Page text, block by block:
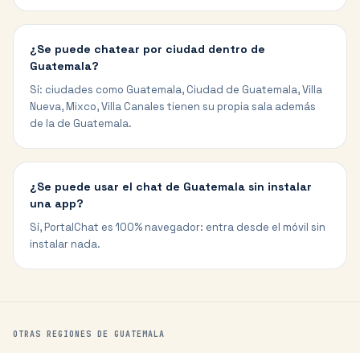
¿Se puede chatear por ciudad dentro de
Guatemala?
Sí: ciudades como Guatemala, Ciudad de Guatemala, Villa
Nueva, Mixco, Villa Canales tienen su propia sala además
de la de Guatemala.
¿Se puede usar el chat de Guatemala sin instalar
una app?
Sí, PortalChat es 100% navegador: entra desde el móvil sin
instalar nada.
OTRAS REGIONES DE GUATEMALA